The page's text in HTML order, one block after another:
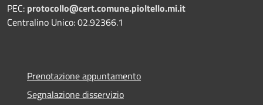
PEC: protocollo@cert.comune.pioltello.mi.it
Centralino Unico: 02.92366.1
Prenotazione appuntamento
Segnalazione disservizio